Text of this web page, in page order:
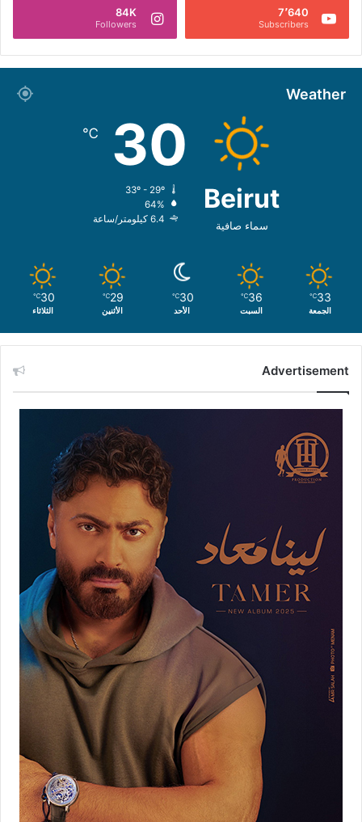
7٬640
Subscribers
84K
Followers
Weather
Beirut
سماء صافية
30
℃
64%
6.4 كيلومتر/ساعة
33
℃
الجمعة
36
℃
السبت
30
℃
الأحد
29
℃
الأثنين
30
℃
الثلاثاء
Advertisement